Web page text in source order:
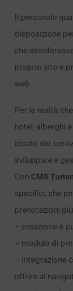
Il personale
disposizione
che
proprio sito e
web.
Per le realtà
hotel, alberghi
ideato dei
sviluppare e
Con CMS
specifici, che
prenotazioni
– creazione e
– modulo di
– integrazione
offrire al